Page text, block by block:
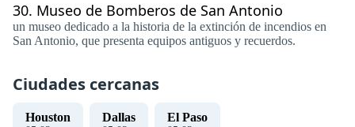
30. Museo de Bomberos de San Antonio
un museo dedicado a la historia de la extinción de incendios en
San Antonio, que presenta equipos antiguos y recuerdos.
Ciudades cercanas
Houston Dallas El Paso